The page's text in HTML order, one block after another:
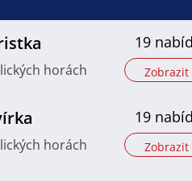
horách
19
Zobrazit
horách
19
Zobrazit